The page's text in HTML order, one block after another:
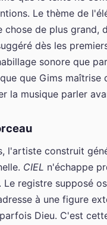
Le thème de
chose de plus grand,
dès les
sonore que
que Gims maîtrise
la musique parler
l'artiste construit
CIEL n'échappe
Le registre supposé
à une figure
Dieu. C'est